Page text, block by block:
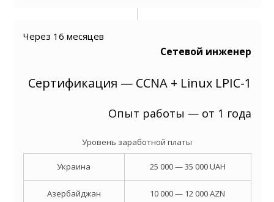
Через 16 месяцев
Сетевой инженер
Сертификация — CCNA + Linux LPIC-1
Опыт работы — от 1 года
Уровень заработной платы
Украина 25 000 — 35 000 UAH
Азербайджан 10 000 — 12 000 AZN